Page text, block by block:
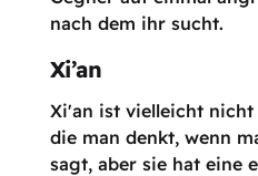
nach dem ihr sucht.
Xi’an
Xi'an ist vielleicht nicht
die man denkt, wenn
sagt, aber sie hat eine